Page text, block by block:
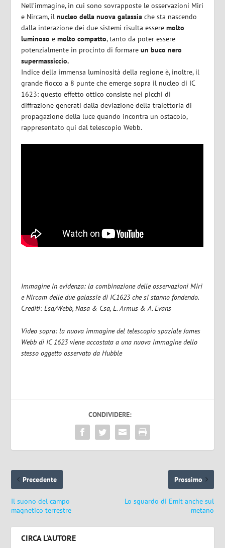
Nell’immagine, in cui sono sovrapposte le osservazioni Miri
e Nircam, ilnucleo della nuova galassia che sta nascendo
dalla interazione dei due sistemi risulta esseremolto
luminoso emolto compatto, tanto da poter essere
potenzialmente in procinto di formare un buco nero
supermassiccio.
Indice della immensa luminosità della regione è, inoltre, il
grande fiocco a 8 punte che emerge sopra il nucleo di IC
1623: questo effetto ottico consiste nei picchi di
diffrazione generati dalla deviazione della traiettoria di
propagazione della luce quando incontra un ostacolo,
rappresentato qui dal telescopio Webb.
Immagine in evidenza: la combinazione delle osservazioni Miri
e Nircam delle due galassie di IC1623 che si stanno fondendo.
Crediti: Esa/Webb, Nasa & Csa, L. Armus & A. Evans
Video sopra: la nuova immagine del telescopio spaziale James
Webb di IC 1623 viene accostata a una nuova immagine dello
stesso oggetto osservato da Hubble
CONDIVIDERE:
Precedente
Il suono del campo
magnetico terrestre
Prossimo
Lo sguardo di Emit anche sul
metano
CIRCA L'AUTORE